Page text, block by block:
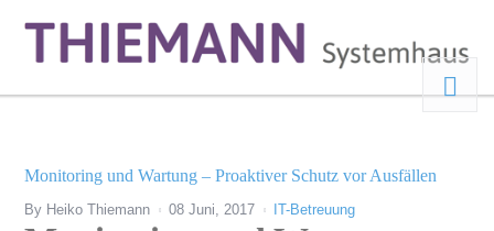
Monitoring und Wartung – Proaktiver Schutz vor Ausfällen
By Heiko Thiemann 08 Juni, 2017 IT-Betreuung